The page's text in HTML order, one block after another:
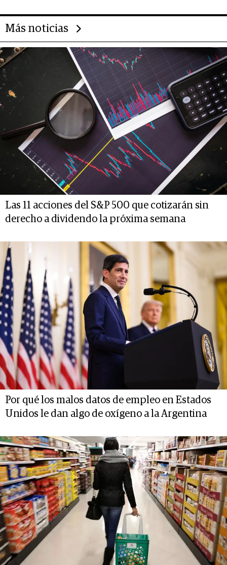
Más noticias
Las 11 acciones del S&P 500 que cotizarán sin
derecho a dividendo la próxima semana
Por qué los malos datos de empleo en Estados
Unidos le dan algo de oxígeno a la Argentina